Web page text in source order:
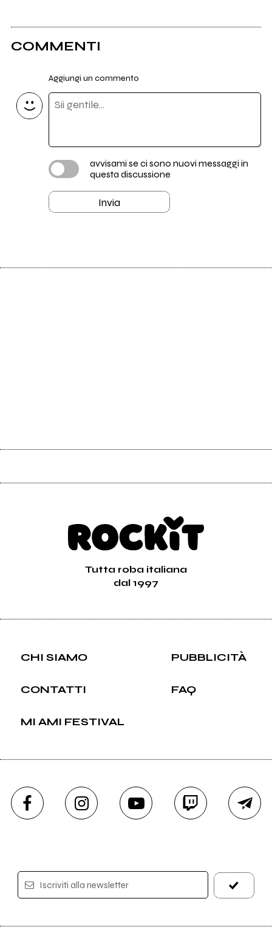
COMMENTI
Aggiungi un commento
avvisami se ci sono nuovi messaggi in
questa discussione
Invia
Tutta roba italiana
dal 1997
CHI SIAMO PUBBLICITÀ
CONTATTI FAQ
MI AMI FESTIVAL
Iscriviti alla newsletter